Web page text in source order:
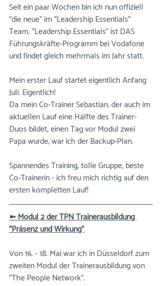
Seit ein paar Wochen bin ich nun offiziell
"die neue" im "Leadership Essentials"
Team. "Leadership Essentials" ist DAS
Führungskräfte-Programm bei Vodafone
und findet gleich mehrmals im Jahr statt.
Mein erster Lauf startet eigentlich Anfang
Juli. Eigentlich!
Da mein Co-Trainer Sebastian, der auch im
aktuellen Lauf eine Hälfte des Trainer-
Duos bildet, einen Tag vor Modul zwei
Papa wurde, war ich der Backup-Plan.
Spannendes Training, tolle Gruppe, beste
Co-Trainerin - ich freu mich richtig auf den
ersten kompletten Lauf!
➼ Modul 2 der TPN Trainerausbildung
"Präsenz und Wirkung"
Von 16. - 18. Mai war ich in Düsseldorf zum
zweiten Modul der Trainerausbildung von
"The People Network".